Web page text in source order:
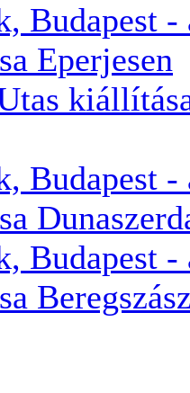
Budapest -
Eperjesen
Budapest -
Budapest -